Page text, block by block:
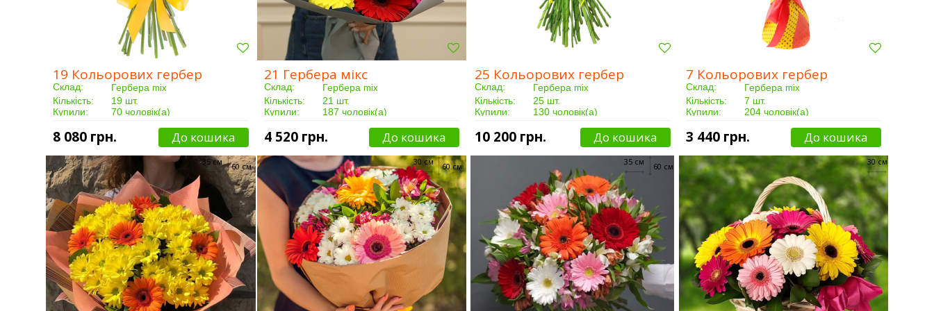
19 Кольорових гербер
Склад: Гербера mix
Кількість:
19 шт.
Купили:
70 чоловік(а)
8 080 грн. До кошика
21 Гербера мікс
Склад: Гербера mix
Кількість:
21 шт.
Купили:
187 чоловік(а)
4 520 грн. До кошика
25 Кольорових гербер
Склад: Гербера mix
Кількість:
25 шт.
Купили:
130 чоловік(а)
10 200 грн. До кошика
7 Кольорових гербер
Склад: Гербера mix
Кількість:
7 шт.
Купили:
204 чоловік(а)
3 440 грн. До кошика
60 см
35 см 60 см
30 см 60 см
35 см 30 см